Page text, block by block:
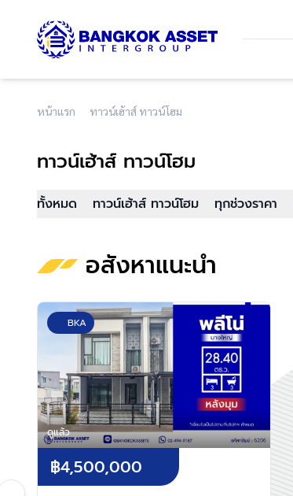
หน้าแรก ทาวน์เฮ้าส์ ทาวน์โฮม
ทาวน์เฮ้าส์ ทาวน์โฮม
ทั้งหมด ทาวน์เฮ้าส์ ทาวน์โฮม ทุกช่วงราคา
อสังหาแนะนำ
BKA
ดูแล้ว
฿4,500,000